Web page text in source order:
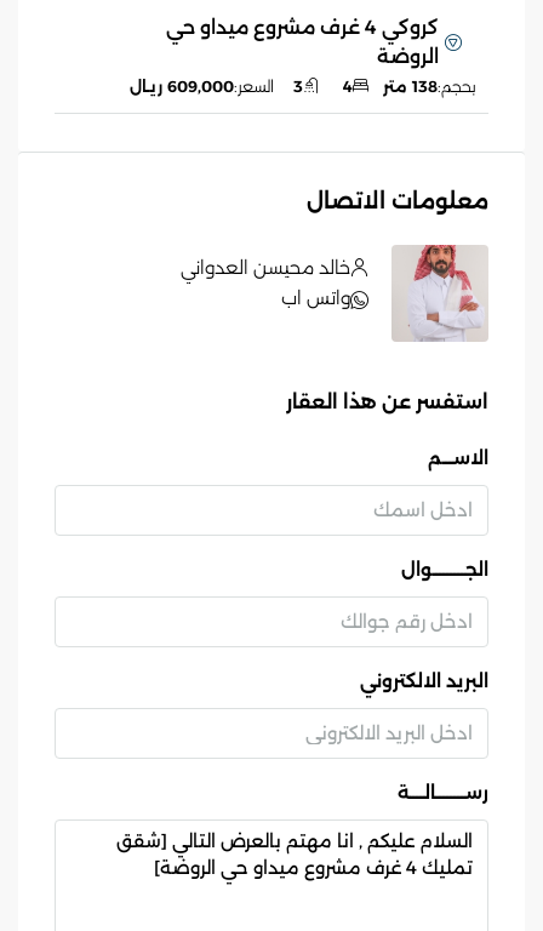
كروكي 4 غرف مشروع ميداو حي
الروضة
بحجم:138 متر 4
3 السعر:609,000 ريـال
معلومات الاتصال
خالد محيسن العدواني
واتس اب
استفسر عن هذا العقار
الاســـم
الجـــــــــوال
البريد الالكتروني
رســــــــالــــة